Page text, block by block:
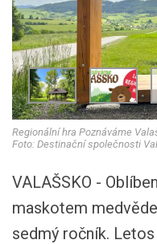
Regionální hra Poznáváme
Foto: Destinační společnosti
VALAŠSKO -
maskotem
sedmý ročník.